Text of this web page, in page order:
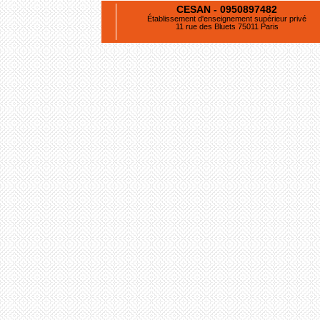
CESAN - 0950897482
Établissement d'enseignement supérieur privé
11 rue des Bluets 75011 Paris